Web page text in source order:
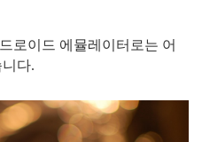
로이드 에뮬레이터로는 어
다.